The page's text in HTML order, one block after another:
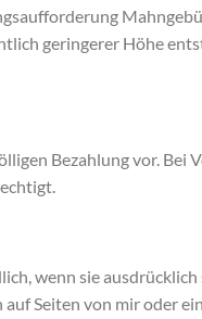
geringerer Höhe
Bezahlung vor.
wenn sie
Seiten von mir oder